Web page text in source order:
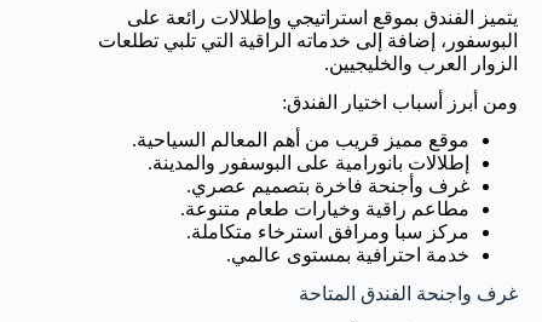
يتميز الفندق بموقع استراتيجي وإطلالات رائعة على
البوسفور، إضافة إلى خدماته الراقية التي تلبي تطلعات
الزوار العرب والخليجيين.
ومن أبرز أسباب اختيار الفندق:
موقع مميز قريب من أهم المعالم السياحية.
إطلالات بانورامية على البوسفور والمدينة.
غرف وأجنحة فاخرة بتصميم عصري.
مطاعم راقية وخيارات طعام متنوعة.
مركز سبا ومرافق استرخاء متكاملة.
خدمة احترافية بمستوى عالمي.
غرف واجنحة الفندق المتاحة